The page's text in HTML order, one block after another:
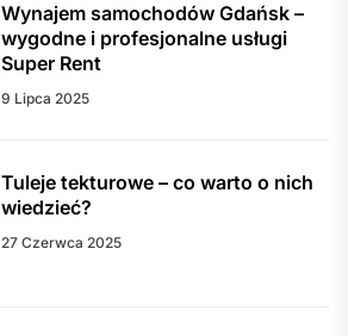
Wynajem samochodów Gdańsk –
wygodne i profesjonalne usługi
Super Rent
9 Lipca 2025
Tuleje tekturowe – co warto o nich
wiedzieć?
27 Czerwca 2025